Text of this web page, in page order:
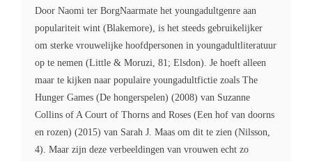
Door Naomi ter BorgNaarmate het youngadultgenre aan
populariteit wint (Blakemore), is het steeds gebruikelijker
om sterke vrouwelijke hoofdpersonen in youngadultliteratuur
op te nemen (Little & Moruzi, 81; Elsdon). Je hoeft alleen
maar te kijken naar populaire youngadultfictie zoals The
Hunger Games (De hongerspelen) (2008) van Suzanne
Collins of A Court of Thorns and Roses (Een hof van doorns
en rozen) (2015) van Sarah J. Maas om dit te zien (Nilsson,
4). Maar zijn deze verbeeldingen van vrouwen echt zo